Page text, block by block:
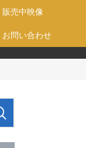
販売中映像
お問い合わせ